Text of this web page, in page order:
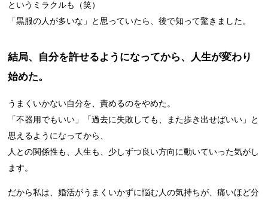
というミラクルも（笑）
「黒服の人が多いな」と思っていたら、後で知って驚きました。
結局、自分を許せるようになってから、人生が変わり
始めた。
うまくいかない自分を、責めるのをやめた。
「不器用でもいい」「過去に失敗しても、また歩き出せばいい」と
思えるようになってから、
人との関係性も、人生も、少しずつ良い方向に動いていった気がし
ます。
だから私は、婚活がうまくいかずに悩む人の気持ちが、痛いほど分